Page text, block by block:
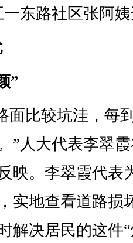
东路社区张阿
”
面比较坑洼，每
”人大代表李翠
映。李翠霞代表
实地查看道路损
解决居民的这件